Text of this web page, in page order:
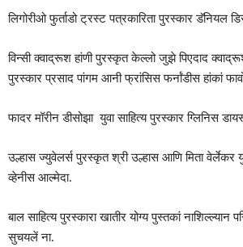
लिगोरीओ फुर्ताडो ट्रस्ट पत्रकारिता पुरस्कार डॅनियल
विन्सी क्वाद्रूश हांणी पुरस्कृत केल्लो जुझे पिएदाद
पुरस्कार प्रसाद पांगम आनी फ्रांसिस फर्नांडीस हांकां
फादर मॉरीन डीसोझा युवा साहित्य पुरस्कार ग्लिनिस
उल्हास ज्युवेलर्स पुरस्कृत श्री उल्हास आणि मिता वेर्लेकर
व्हेनीस आल्मेदा.
बाल साहित्य पुरस्कारा खातीर योग्य पुस्तकां नाशिल्ल्यान
सुचयलें ना.